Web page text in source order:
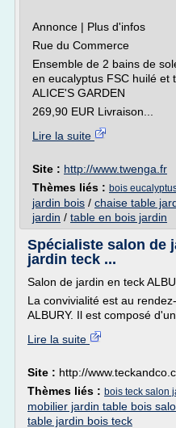
Annonce | Plus d'infos
Rue du Commerce
Ensemble de 2 bains de
en eucalyptus FSC huilé et
ALICE'S GARDEN
269,90 EUR Livraison...
Lire la suite
Site : http://www.twenga.fr
Thèmes liés : bois
jardin bois / chaise table
jardin / table en bois jardin
Spécialiste salon de
jardin teck ...
Salon de jardin en teck
La convivialité est au
ALBURY. Il est composé
Lire la suite
Site : http://
Thèmes liés : bois teck salon
mobilier jardin table bois
table jardin bois teck